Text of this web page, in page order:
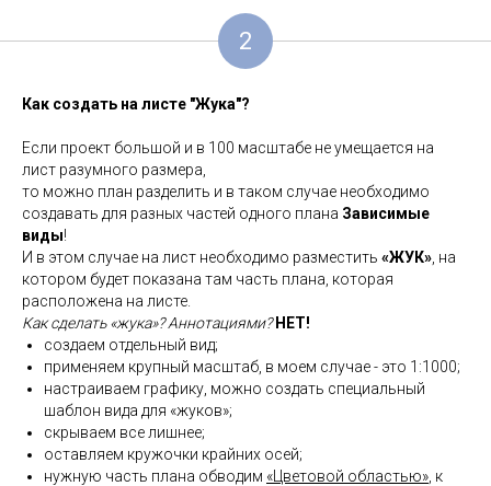
2
Как создать на листе "Жука"?
Если проект большой и в 100 масштабе не умещается на
лист разумного размера,
то можно план разделить и в таком случае необходимо
создавать для разных частей одного плана Зависимые
виды!
И в этом случае на лист необходимо разместить «ЖУК» , на
котором будет показана там часть плана, которая
расположена на листе.
Как сделать «жука»? Аннотациями? НЕТ!
создаем отдельный вид;
применяем крупный масштаб, в моем случае - это 1:1000;
настраиваем графику, можно создать специальный
шаблон вида для «жуков»;
скрываем все лишнее;
оставляем кружочки крайних осей;
нужную часть плана обводим «Цветовой областью» , к